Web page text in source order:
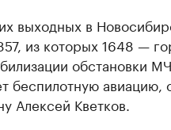
выходных в
из которых 1648 —
обстановки
беспилотную авиацию,
Алексей Кветков.